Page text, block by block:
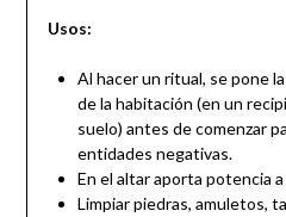
Usos:
Al hacer un ritual, se pone
de la habitación (en un
suelo) antes de comenzar
entidades negativas.
En el altar aporta potencia
Limpiar piedras, amuletos,